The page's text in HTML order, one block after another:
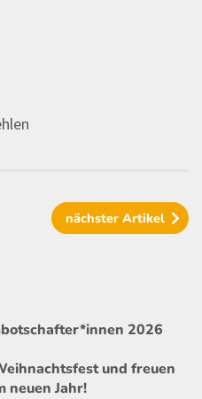
nächster Artikel
2026
und freuen
neuen Jahr!